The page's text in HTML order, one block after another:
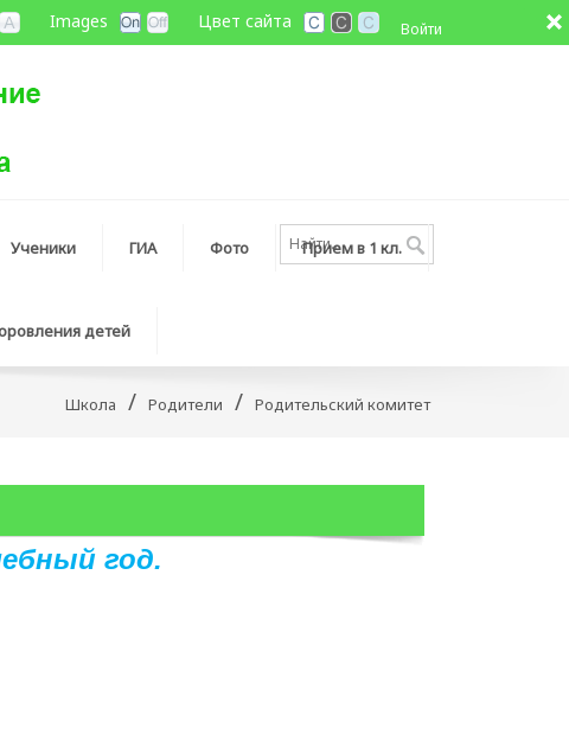
Войти
Цвет сайта
Images
Ученики ГИА Фото Прием в 1 кл.
детей
Школа / Родители / Родительский комитет
год.